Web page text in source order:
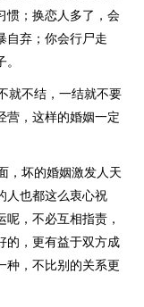
惯；换恋人多了，会
自弃；你会行尸走
就不结，一结就不要
营，这样的婚姻一定
，坏的婚姻激发人天
人也都这么衷心祝
，不必互相指责，
的，更有益于双方成
种，不比别的关系更